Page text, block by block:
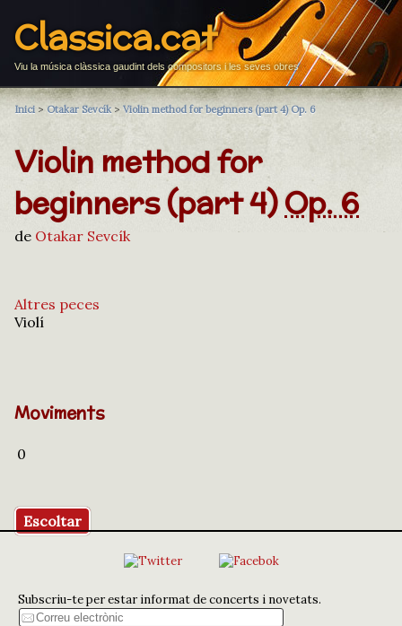
Classica.cat
Viu la música clàssica gaudint dels compositors i les seves obres
Inici > Otakar Sevcík> Violin method for beginners (part 4) Op. 6
Violin method for
beginners (part 4)Op. 6
de Otakar Sevcík
Altres peces
Violí
Moviments
0
Escoltar
Subscriu-te per estar informat de concerts i novetats.